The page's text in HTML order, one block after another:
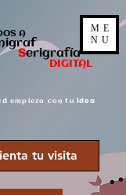
A
Serigrafía
DIGITAL
empieza con tu idea
tu visita
ME
NU